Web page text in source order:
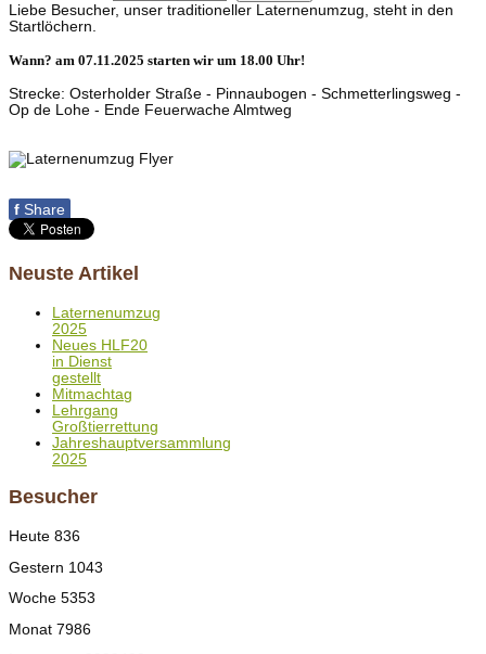
Liebe Besucher, unser traditioneller Laternenumzug, steht in den
Startlöchern.
Wann? am 07.11.2025 starten wir um 18.00 Uhr!
Strecke: Osterholder Straße - Pinnaubogen - Schmetterlingsweg -
Op de Lohe - Ende Feuerwache Almtweg
f Share
Neuste Artikel
Laternenumzug
2025
Neues HLF20
in Dienst
gestellt
Mitmachtag
Lehrgang
Großtierrettung
Jahreshauptversammlung
2025
Besucher
Heute 836
Gestern 1043
Woche 5353
Monat 7986